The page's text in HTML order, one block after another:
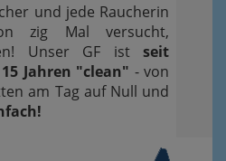
und jede Raucherin
zig Mal versucht,
Unser GF ist seit
Jahren "clean" - von
am Tag auf Null und